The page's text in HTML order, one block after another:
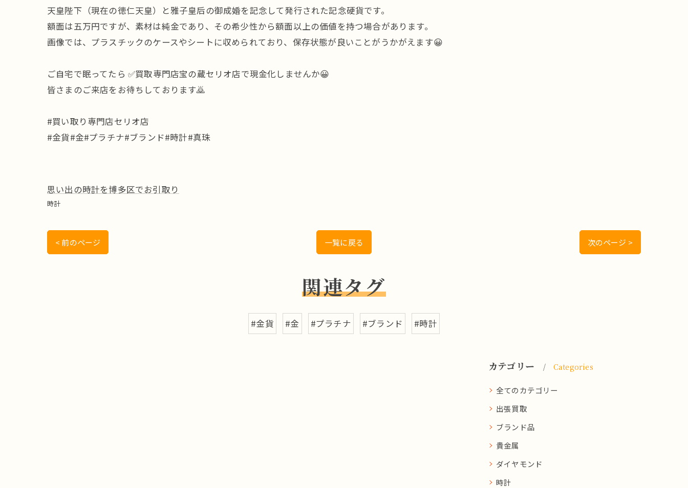
天皇陛下（現在の徳仁天皇）と雅子皇后の御成婚を記念して発行された記念硬貨です。
額面は五万円ですが、素材は純金であり、その希少性から額面以上の価値を持つ場合があります。
画像では、プラスチックのケースやシートに収められており、保存状態が良いことがうかがえます😀
ご自宅で眠ってたら ✅買取専門店宝の蔵セリオ店で現金化しませんか😀
皆さまのご来店をお待ちしております🙇
#買い取り専門店セリオ店
#金貨#金#プラチナ#ブランド#時計#真珠
思い出の時計を博多区でお引取り
時計
< 前のページ 一覧に戻る 次のページ >
関連タグ
#金貨 #金 #プラチナ #ブランド #時計
カテゴリー Categories
全てのカテゴリー
出張買取
ブランド品
貴金属
ダイヤモンド
時計